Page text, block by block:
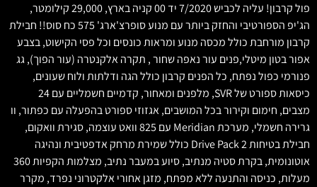
פול קרבון! עליה לכביש 7/2020 יד 00 קניה בארץ, 29,000 קילומטר,
הג'יפ הספורטיבי והחזק ביותר עם מנוע סופרצ'ארג' 575 כח סוס!! חבילת
קרבון מורחבת כולל מכסה מנוע ומראות כונסים וכל פסי הקישוט, בצבע
אפור בטון מיטלי,פנים עור נאפה שחור , תקרה אלקנטרה (עור הפוך), גג
פנורמי כפול נפתח, כל הפנים קרבון כולל הגה ודלתות ולוח שעונים,
כיסאות ספורט של SVR, מלפנים ומאחור, קדמיים חשמליים עם 24
מצבים, חימום וקירור בכל המושבים, אגזוזי ספורט בהפעלה עם כפתור, וו
גרירה חשמלי, מערכת Meridian עם 825 וואט עוצמה, סגירת וואקום,
חבילת בטיחות Drive Pack 2 כולל שמירת מרחק אדפטיבית ונהיגה
אוטונומית, בקרת סטיה מנתיב, סיוע במעבר נתיב, מצלמות הקפיות 360
מעלות, כניסה והתנעה ללא מפתח, מזגן אחורי אלקטרוני נפרד, מקרר